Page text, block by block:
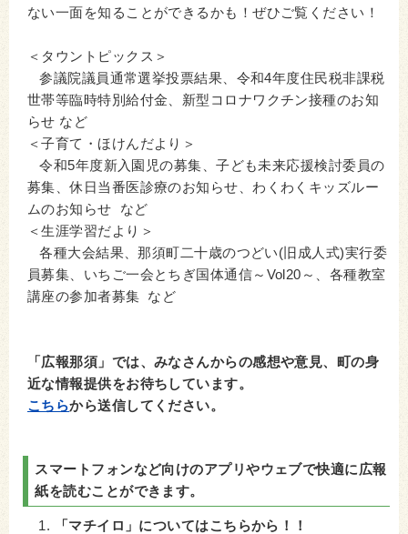
ない一面を知ることができるかも！ぜひご覧ください！
＜タウントピックス＞
参議院議員通常選挙投票結果、令和4年度住民税非課税
世帯等臨時特別給付金、新型コロナワクチン接種のお知
らせ など
＜子育て・ほけんだより＞
令和5年度新入園児の募集、子ども未来応援検討委員の
募集、休日当番医診療のお知らせ、わくわくキッズルー
ムのお知らせ など
＜生涯学習だより＞
各種大会結果、那須町二十歳のつどい(旧成人式)実行委
員募集、いちご一会とちぎ国体通信～Vol20～、各種教室
講座の参加者募集 など
「広報那須」では、みなさんからの感想や意見、町の身
近な情報提供をお待ちしています。
こちらから送信してください。
スマートフォンなど向けのアプリやウェブで快適に広報
紙を読むことができます。
「マチイロ」についてはこちらから！！